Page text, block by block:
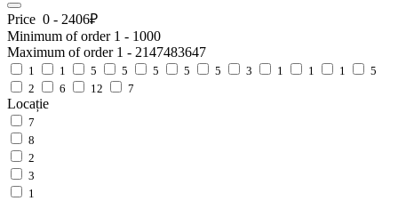
Price 0 - 2406₽
Minimum of order 1 - 1000
Maximum of order 1 - 2147483647
1 1 5 5 5 5 5 3 1 1 1
5
2
6 12 7
Locație
7
8
2
3
1